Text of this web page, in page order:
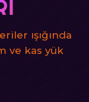
ışığında
ve kas yük